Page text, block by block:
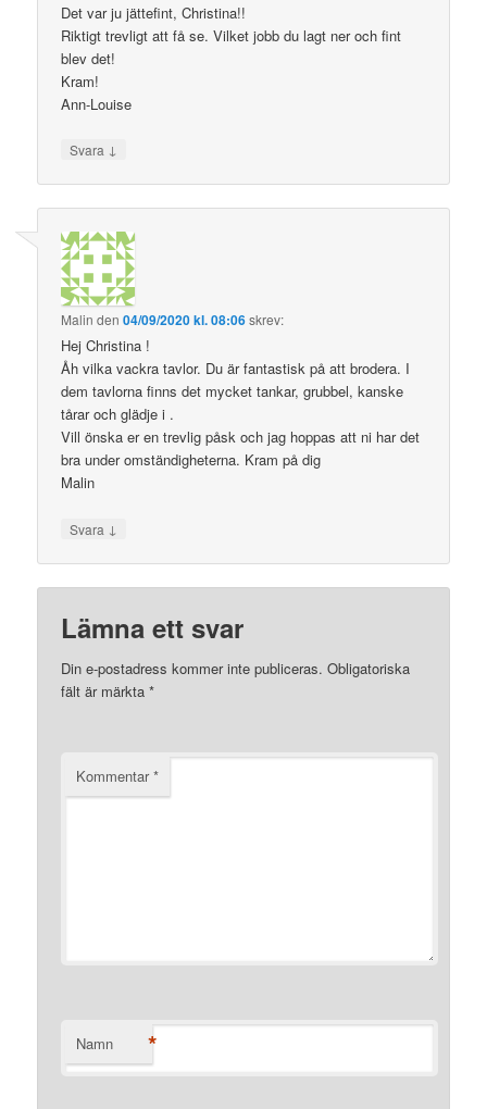
Det var ju jättefint, Christina!!
Riktigt trevligt att få se. Vilket jobb du lagt ner och fint
blev det!
Kram!
Ann-Louise
Svara ↓
Malin den04/09/2020 kl. 08:06skrev:
Hej Christina !
Åh vilka vackra tavlor. Du är fantastisk på att brodera. I
dem tavlorna finns det mycket tankar, grubbel, kanske
tårar och glädje i .
Vill önska er en trevlig påsk och jag hoppas att ni har det
bra under omständigheterna. Kram på dig
Malin
Svara ↓
Lämna ett svar
Din e-postadress kommer inte publiceras. Obligatoriska
fält är märkta*
Kommentar*
Namn *